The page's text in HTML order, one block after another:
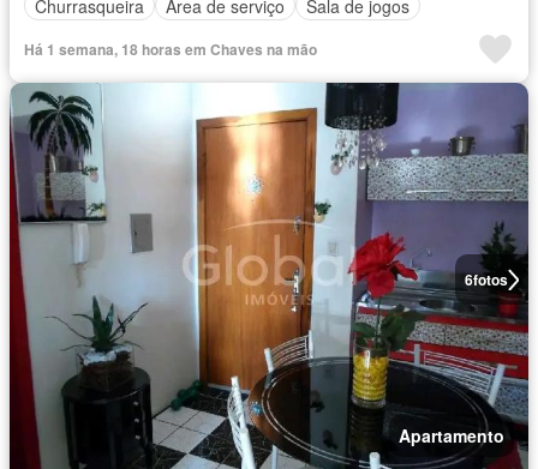
Churrasqueira
Área de serviço Sala de jogos
Há 1 semana, 18 horas em Chaves na mão
6fotos
Apartamento